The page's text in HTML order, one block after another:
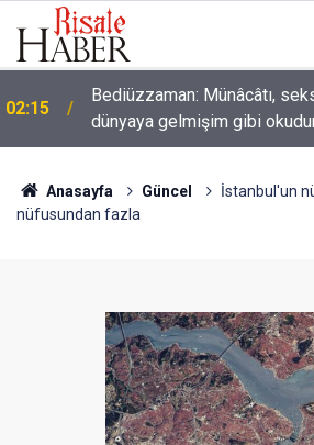
01:45
Nice binilen hayvan vardır
hayırlıdır
Anasayfa Güncel
İstanbul'un
nüfusundan fazla